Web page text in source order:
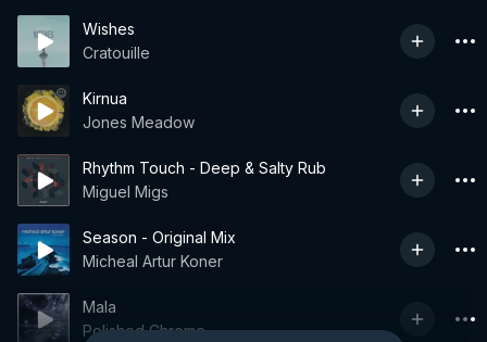
Wishes
Cratouille
Kirnua
Jones Meadow
Rhythm Touch - Deep & Salty Rub
Miguel Migs
Season - Original Mix
Micheal Artur Koner
Mala
Polished Chrome